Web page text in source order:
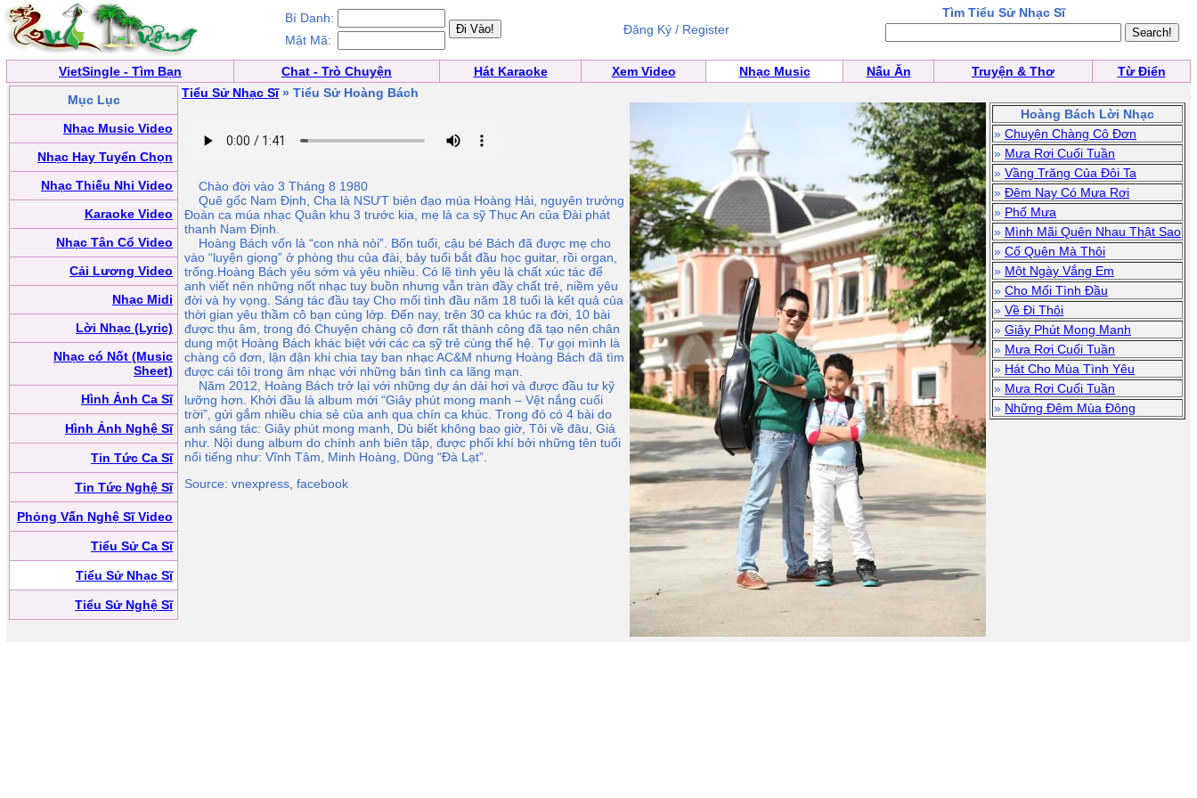
Bí Danh:
Mật Mã:
Đăng Ký / Register
Tìm Tiểu Sử Nhạc Sĩ
VietSingle - Tìm Bạn Chat - Trò Chuyện Hát Karaoke Xem Video Nhạc Music Nấu Ăn Truyện & Thơ
Từ Điển
Mục Lục
Nhạc Music Video
Nhạc Hay Tuyển Chọn
Nhạc Thiếu Nhi Video
Karaoke Video
Nhạc Tân Cổ Video
Cải Lương Video
Nhạc Midi
Lời Nhạc (Lyric)
Nhạc có Nốt (Music
Sheet)
Hình Ảnh Ca Sĩ
Hình Ảnh Nghệ Sĩ
Tin Tức Ca Sĩ
Tin Tức Nghệ Sĩ
Phỏng Vấn Nghệ Sĩ Video
Tiểu Sử Ca Sĩ
Tiểu Sử Nhạc Sĩ
Tiểu Sử Nghệ Sĩ
Tiểu Sử Nhạc Sĩ» Tiểu Sử Hoàng Bách
Chào đời vào 3 Tháng 8 1980
Quê gốc Nam Định, Cha là NSƯT biên đạo múa Hoàng Hải, nguyên trưởng
Đoàn ca múa nhạc Quân khu 3 trước kia, mẹ là ca sỹ Thục An của Đài phát
thanh Nam Định.
Hoàng Bách vốn là “con nhà nòi”. Bốn tuổi, cậu bé Bách đã được mẹ cho
vào “luyện giọng” ở phòng thu của đài, bảy tuổi bắt đầu học guitar, rồi organ,
trống.Hoàng Bách yêu sớm và yêu nhiều. Có lẽ tình yêu là chất xúc tác để
anh viết nên những nốt nhạc tuy buồn nhưng vẫn tràn đầy chất trẻ, niềm yêu
đời và hy vọng. Sáng tác đầu tay Cho mối tình đầu năm 18 tuổi là kết quả của
thời gian yêu thầm cô bạn cùng lớp. Đến nay, trên 30 ca khúc ra đời, 10 bài
được thu âm, trong đó Chuyện chàng cô đơn rất thành công đã tạo nên chân
dung một Hoàng Bách khác biệt với các ca sỹ trẻ cùng thế hệ. Tự gọi mình là
chàng cô đơn, lận đận khi chia tay ban nhạc AC&M nhưng Hoàng Bách đã tìm
được cái tôi trong âm nhạc với những bản tình ca lãng mạn.
Năm 2012, Hoàng Bách trở lại với những dự án dài hơi và được đầu tư kỹ
lưỡng hơn. Khởi đầu là album mới “Giây phút mong manh – Vệt nắng cuối
trời”, gửi gắm nhiều chia sẻ của anh qua chín ca khúc. Trong đó có 4 bài do
anh sáng tác: Giây phút mong manh, Dù biết không bao giờ, Tôi về đâu, Giá
như. Nội dung album do chính anh biên tập, được phối khí bởi những tên tuổi
nổi tiếng như: Vĩnh Tâm, Minh Hoàng, Dũng “Đà Lạt”.
Source: vnexpress, facebook
Hoàng Bách Lời Nhạc
» Chuyện Chàng Cô Đơn
» Mưa Rơi Cuối Tuần
» Vầng Trăng Của Đôi Ta
» Đêm Nay Có Mưa Rơi
» Phố Mưa
» Mình Mãi Quên Nhau Thật Sao
» Cố Quên Mà Thôi
» Một Ngày Vắng Em
» Cho Mối Tình Đầu
» Về Đi Thôi
» Giây Phút Mong Manh
» Mưa Rơi Cuối Tuần
» Hát Cho Mùa Tình Yêu
» Mưa Rơi Cuối Tuần
» Những Đêm Mùa Đông